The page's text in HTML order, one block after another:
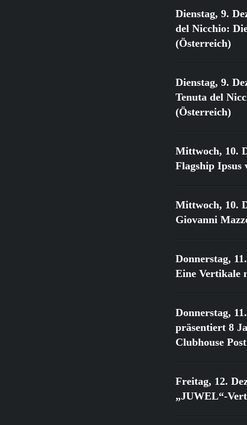
Dienstag, 9.
del Nicchio:
(Österreich)
Dienstag, 9.
Tenuta del
(Österreich)
Mittwoch, 10.
Flagship Ipsus
Mittwoch, 10.
Giovanni
Donnerstag,
Eine Vertikale
Donnerstag,
präsentiert 8
Clubhouse
Freitag, 12.
„JUWEL“-